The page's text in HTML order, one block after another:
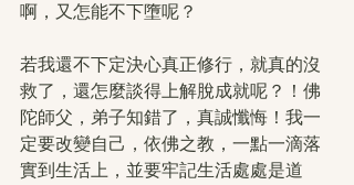
啊，又怎能不下墮呢？
若我還不下定決心真正修行，就真的沒
救了，還怎麼談得上解脫成就呢？！佛
陀師父，弟子知錯了，真誠懺悔！我一
定要改變自己，依佛之教，一點一滴落
實到生活上，並要牢記生活處處是道